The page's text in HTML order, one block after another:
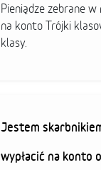
Pieniądze zebrane
na konto Trójki
klasy.
Jestem
wypłacić na konto